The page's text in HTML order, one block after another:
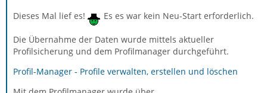
Dieses Mal lief es!
Es es war kein Neu-Start erforderlich.
Die Übernahme der Daten wurde mittels aktueller
Profilsicherung und dem Profilmanager durchgeführt.
Profil-Manager - Profile verwalten, erstellen und löschen